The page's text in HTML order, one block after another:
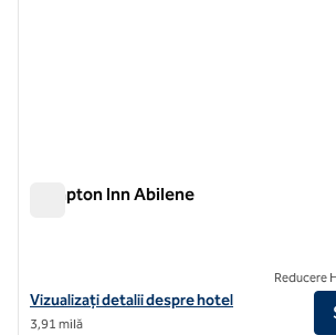
Hampton Inn Abilene
Vizualizați detaliile hotelului Hampton Inn
Vizualizați detalii despre hotel
3,91 milă
Reducere